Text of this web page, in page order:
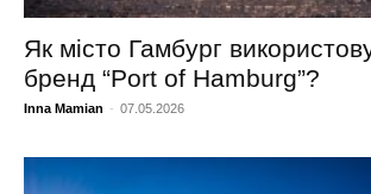
Як місто Гамбург
бренд “Port of Hamburg”?
Inna Mamian - 07.05.2026